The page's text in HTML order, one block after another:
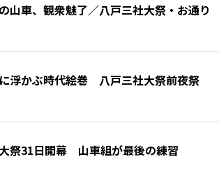
山車、観衆魅了／八戸三社大祭・お通り
浮かぶ時代絵巻 八戸三社大祭前夜祭
祭31日開幕 山車組が最後の練習